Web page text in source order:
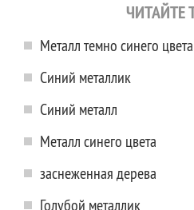
ЧИТАЙТЕ
Металл темно синего цвета
Синий металлик
Синий металл
Металл синего цвета
заснеженная дерева
Голубой металлик